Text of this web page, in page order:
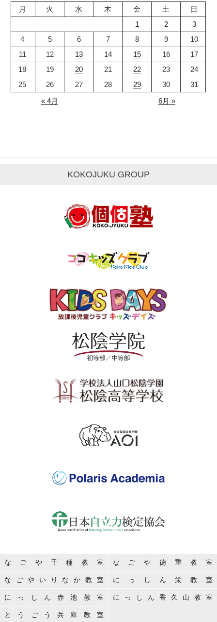
月
火 水 木 金 土
日
1
2
3
4
5 6 7 8 9
10
11
12 13 14 15 16
17
18
19 20 21 22 23
24
25
26 27 28 29 30
31
« 4月
6月 »
KOKOJUKU GROUP
なごや千種教室 なごや徳重教室
なごやいりなか教室 にっしん栄教室
にっしん赤池教室 にっしん香久山教室
とうごう兵庫教室